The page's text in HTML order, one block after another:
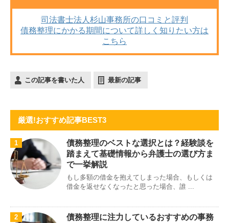
司法書士法人杉山事務所の口コミと評判
債務整理にかかる期間について詳しく知りたい方は
こちら
この記事を書いた人 最新の記事
厳選!おすすめ記事BEST3
1
債務整理のベストな選択とは？経験談を
踏まえて基礎情報から弁護士の選び方ま
で一挙解説
もし多額の借金を抱えてしまった場合、もしくは
借金を返せなくなったと思った場合、誰 ...
2
債務整理に注力しているおすすめの事務